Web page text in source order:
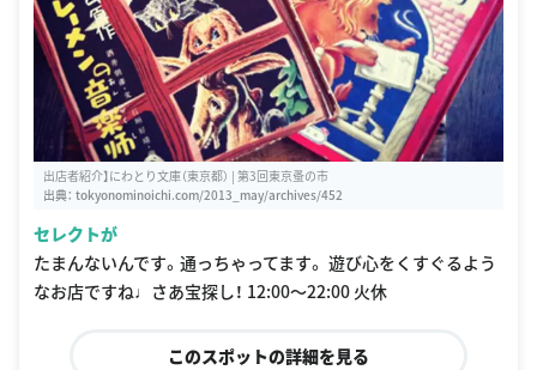
出店者紹介】にわとり文庫（東京都） | 第3回東京蚤の市
出典： tokyonominoichi.com/2013_may/archives/452
セレクトが
たまんないんです。通っちゃってます。 遊び心をくすぐるよう
なお店ですね♩さあ宝探し！ 12:00〜22:00 火休
このスポットの詳細を見る